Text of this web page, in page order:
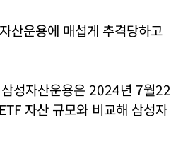
산운용에 매섭게 추격당하고
성자산운용은 2024년 7월22
자산 규모와 비교해 삼성자